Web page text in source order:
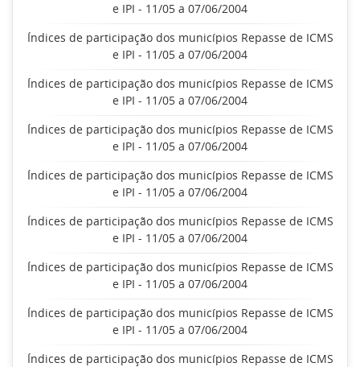
e IPI - 11/05 a 07/06/2004
Índices de participação dos municípios Repasse de ICMS
e IPI - 11/05 a 07/06/2004
Índices de participação dos municípios Repasse de ICMS
e IPI - 11/05 a 07/06/2004
Índices de participação dos municípios Repasse de ICMS
e IPI - 11/05 a 07/06/2004
Índices de participação dos municípios Repasse de ICMS
e IPI - 11/05 a 07/06/2004
Índices de participação dos municípios Repasse de ICMS
e IPI - 11/05 a 07/06/2004
Índices de participação dos municípios Repasse de ICMS
e IPI - 11/05 a 07/06/2004
Índices de participação dos municípios Repasse de ICMS
e IPI - 11/05 a 07/06/2004
Índices de participação dos municípios Repasse de ICMS